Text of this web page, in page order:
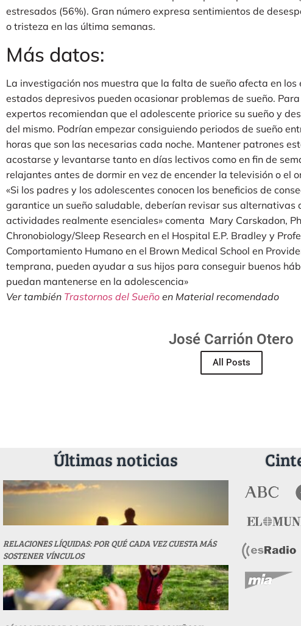
estresados (56%). Gran número expresa sentimientos de
o tristeza en las última semanas.
Más datos:
La investigación nos muestra que la falta de sueño afecta en los
estados depresivos pueden ocasionar problemas de sueño.
expertos recomiendan que el adolescente priorice su sueño y
del mismo. Podrían empezar consiguiendo periodos de sueño
horas que son las necesarias cada noche. Mantener patrones
acostarse y levantarse tanto en días lectivos como en fin de
relajantes antes de dormir en vez de encender la televisión o el
«Si los padres y los adolescentes conocen los beneficios de
garantice un sueño saludable, deberían revisar sus alternativas
actividades realmente esenciales» comenta Mary Carskadon,
Chronobiology/Sleep Research en el Hospital E.P. Bradley y
Comportamiento Humano en el Brown Medical School en
temprana, pueden ayudar a sus hijos para conseguir buenos
puedan mantenerse en la adolescencia»
Ver también Trastornos del Sueño en Material recomendado
José Carrión Otero
All Posts
Últimas noticias
RELACIONES LÍQUIDAS: POR QUÉ CADA VEZ CUESTA MÁS
SOSTENER VÍNCULOS